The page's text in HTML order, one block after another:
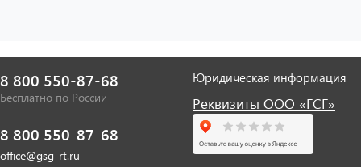
8 800 550-87-68
Бесплатно по России
8 800 550-87-68
office@gsg-rt.ru
Юридическая информация
Реквизиты ООО «ГСГ»